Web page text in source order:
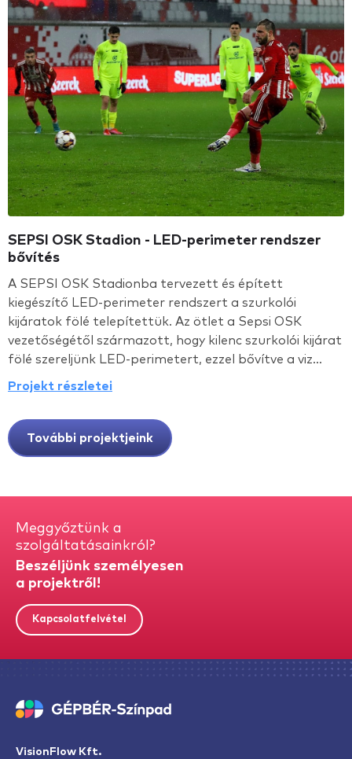
SEPSI OSK Stadion - LED-perimeter rendszer
bővítés
A SEPSI OSK Stadionba tervezett és épített
kiegészítő LED-perimeter rendszert a szurkolói
kijáratok fölé telepítettük. Az ötlet a Sepsi OSK
vezetőségétől származott, hogy kilenc szurkolói kijárat
fölé szereljünk LED-perimetert, ezzel bővítve a viz...
Projekt részletei
További projektjeink
VisionFlow Kft.
Meggyőztünk a
szolgáltatásainkról?
Beszéljünk személyesen
a projektről!
Kapcsolatfelvétel